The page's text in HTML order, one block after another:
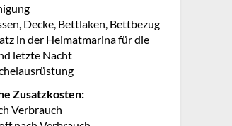
Decke, Bettlaken, Bettbezug
in der Heimatmarina für die
letzte Nacht
Zusatzkosten:
Verbrauch